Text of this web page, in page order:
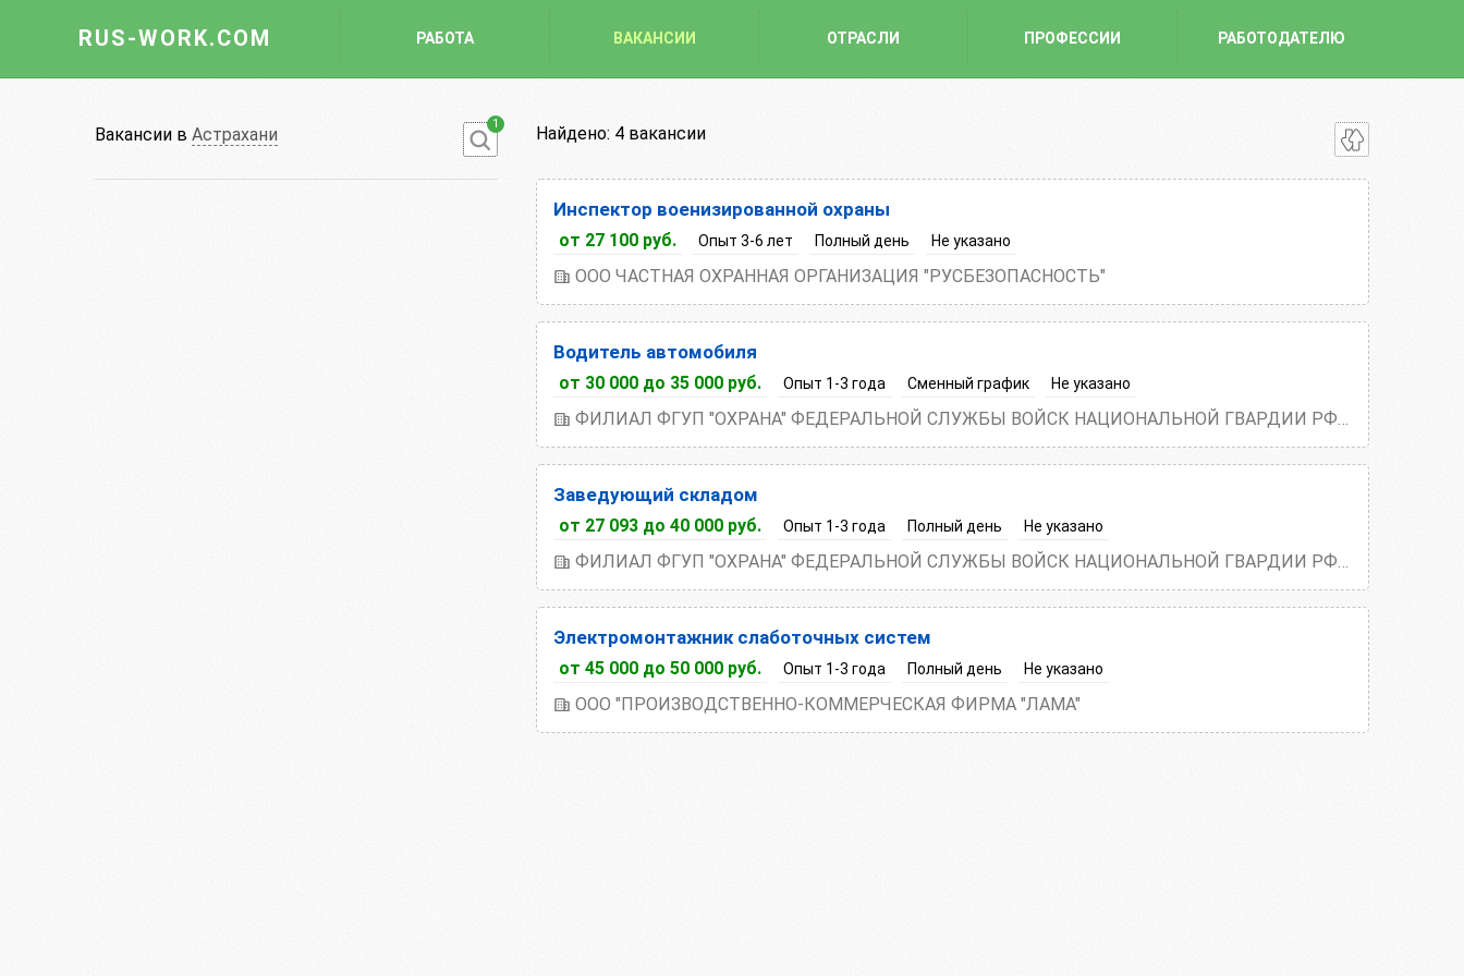
RUS-WORK.COM РАБОТА ВАКАНСИИ ОТРАСЛИ ПРОФЕССИИ РАБОТОДАТЕЛЮ
Вакансии в Астрахани
1 Найдено: 4 вакансии
Инспектор военизированной охраны
от 27 100 руб. Опыт 3-6 лет Полный день Не указано
ООО ЧАСТНАЯ ОХРАННАЯ ОРГАНИЗАЦИЯ "РУСБЕЗОПАСНОСТЬ"
Водитель автомобиля
от 30 000 до 35 000 руб. Опыт 1-3 года Сменный график Не указано
ФИЛИАЛ ФГУП "ОХРАНА" ФЕДЕРАЛЬНОЙ СЛУЖБЫ ВОЙСК НАЦИОНАЛЬНОЙ ГВАРДИИ РФ ПО АСТРАХАНСКОЙ ОБЛАСТИ
Заведующий складом
от 27 093 до 40 000 руб. Опыт 1-3 года Полный день Не указано
ФИЛИАЛ ФГУП "ОХРАНА" ФЕДЕРАЛЬНОЙ СЛУЖБЫ ВОЙСК НАЦИОНАЛЬНОЙ ГВАРДИИ РФ ПО АСТРАХАНСКОЙ ОБЛАСТИ
Электромонтажник слаботочных систем
от 45 000 до 50 000 руб. Опыт 1-3 года Полный день Не указано
ООО "ПРОИЗВОДСТВЕННО-КОММЕРЧЕСКАЯ ФИРМА "ЛАМА"